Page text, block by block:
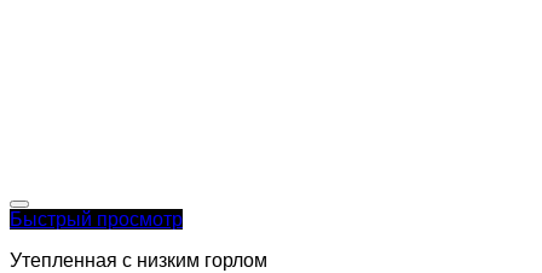
Быстрый просмотр
Утепленная с низким горлом